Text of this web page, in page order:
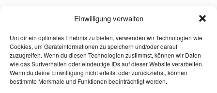
Einwilligung verwalten
Um dir ein optimales Erlebnis zu bieten, verwenden wir Technologien wie
Cookies, um Geräteinformationen zu speichern und/oder darauf
zuzugreifen. Wenn du diesen Technologien zustimmst, können wir Daten
wie das Surfverhalten oder eindeutige IDs auf dieser Website verarbeiten.
Wenn du deine Einwilligung nicht erteilst oder zurückziehst, können
bestimmte Merkmale und Funktionen beeinträchtigt werden.